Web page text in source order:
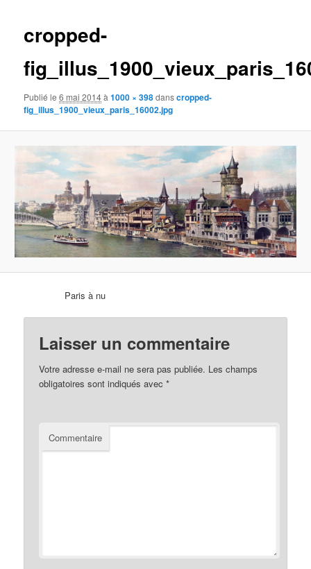
cropped-
Publié le6 mai 2014à1000 × 398danscropped-
fig_illus_1900_vieux_paris_16002.jpg
Paris à nu
Laisser un commentaire
Votre adresse e-mail ne sera pas publiée. Les champs
obligatoires sont indiqués avec*
Commentaire